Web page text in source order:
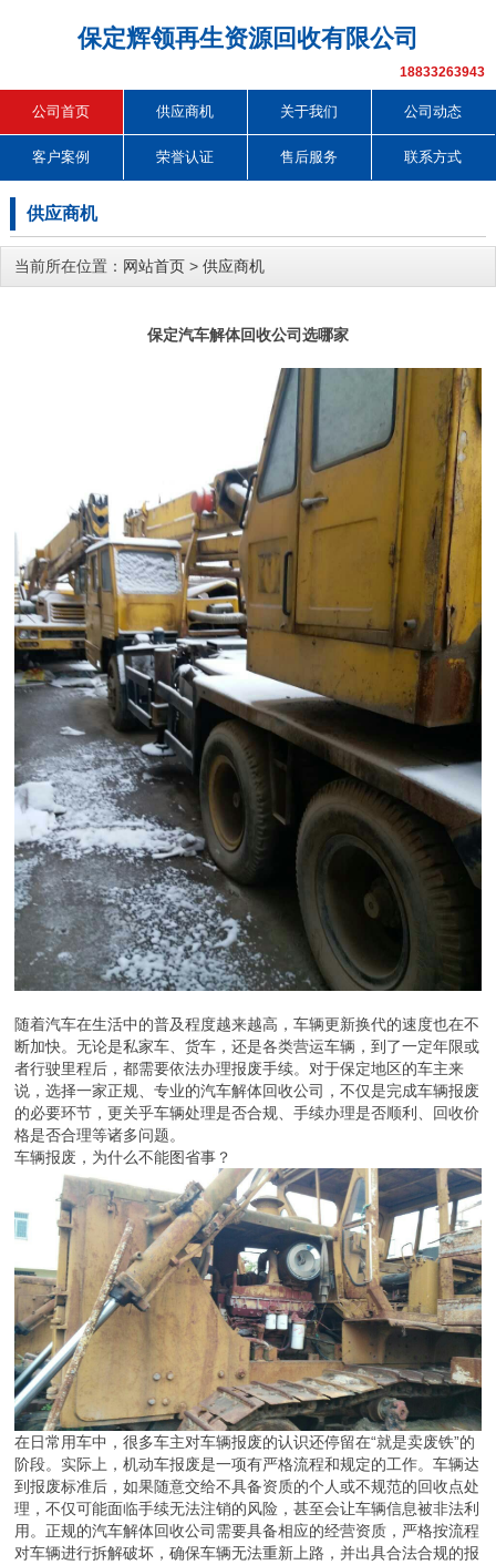
保定辉领再生资源回收有限公司
18833263943
公司首页 供应商机 关于我们 公司动态
客户案例 荣誉认证 售后服务 联系方式
供应商机
当前所在位置： 网站首页 > 供应商机
保定汽车解体回收公司选哪家
随着汽车在生活中的普及程度越来越高，车辆更新换代的速度也在不
断加快。无论是私家车、货车，还是各类营运车辆，到了一定年限或
者行驶里程后，都需要依法办理报废手续。对于保定地区的车主来
说，选择一家正规、专业的汽车解体回收公司，不仅是完成车辆报废
的必要环节，更关乎车辆处理是否合规、手续办理是否顺利、回收价
格是否合理等诸多问题。
车辆报废，为什么不能图省事？
在日常用车中，很多车主对车辆报废的认识还停留在“就是卖废铁”的
阶段。实际上，机动车报废是一项有严格流程和规定的工作。车辆达
到报废标准后，如果随意交给不具备资质的个人或不规范的回收点处
理，不仅可能面临手续无法注销的风险，甚至会让车辆信息被非法利
用。正规的汽车解体回收公司需要具备相应的经营资质，严格按流程
对车辆进行拆解破坏，确保车辆无法重新上路，并出具合法合规的报